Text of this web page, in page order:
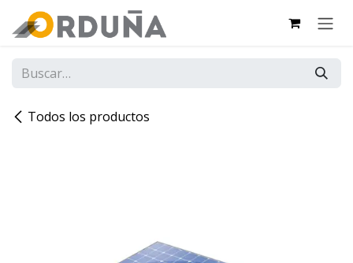
Todos los productos